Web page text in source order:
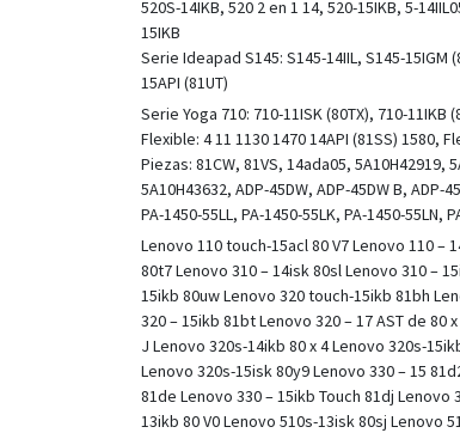
520S-14IKB, 520 2 en 1 14, 520-15IKB, 5-
15IKB
Serie Ideapad S145: S145-14IIL, S145-15IGM
15API (81UT)
Serie Yoga 710: 710-11ISK (80TX), 710-11IKB
Flexible: 4 11 1130 1470 14API (81SS) 1580,
Piezas: 81CW, 81VS, 14ada05, 5A10H42919,
5A10H43632, ADP-45DW, ADP-45DW B, ADP-
PA-1450-55LL, PA-1450-55LK, PA-1450-55LN,
Lenovo 110 touch-15acl 80 V7 Lenovo 110 –
80t7 Lenovo 310 – 14isk 80sl Lenovo 310 –
15ikb 80uw Lenovo 320 touch-15ikb 81bh
320 – 15ikb 81bt Lenovo 320 – 17 AST de 80
J Lenovo 320s-14ikb 80 x 4 Lenovo 320s-
Lenovo 320s-15isk 80y9 Lenovo 330 – 15
81de Lenovo 330 – 15ikb Touch 81dj Lenovo
13ikb 80 V0 Lenovo 510s-13isk 80sj Lenovo